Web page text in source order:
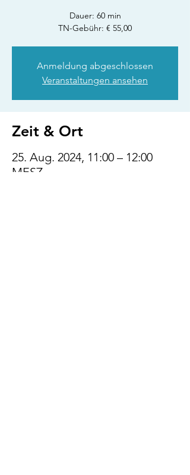
Dauer: 60 min
TN-Gebühr: € 55,00
Anmeldung abgeschlossen
Veranstaltungen ansehen
Zeit & Ort
25. Aug. 2024, 11:00 – 12:00
MESZ